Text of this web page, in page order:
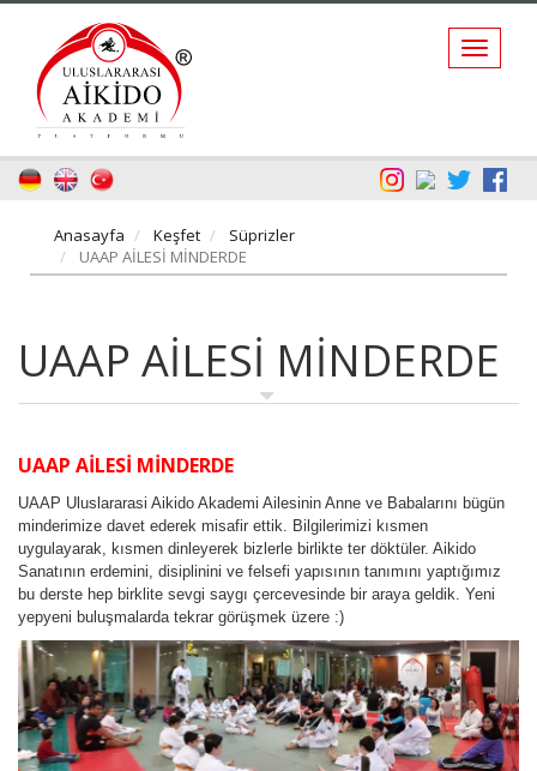
Anasayfa Keşfet
Süprizler
UAAP AİLESİ MİNDERDE
UAAP AİLESİ MİNDERDE
UAAP AİLESİ MİNDERDE
UAAP Uluslararasi Aikido Akademi Ailesinin Anne ve Babalarını bügün
minderimize davet ederek misafir ettik. Bilgilerimizi kısmen
uygulayarak, kısmen dinleyerek bizlerle birlikte ter döktüler. Aikido
Sanatının erdemini, disiplinini ve felsefi yapısının tanımını yaptığımız
bu derste hep birklite sevgi saygı çercevesinde bir araya geldik. Yeni
yepyeni buluşmalarda tekrar görüşmek üzere :)